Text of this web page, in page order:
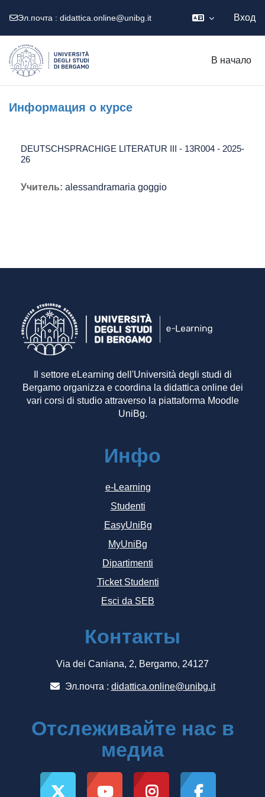
Эл.почта : didattica.online@unibg.it Вход
В начало
Информация о курсе
DEUTSCHSPRACHIGE LITERATUR III - 13R004 - 2025-
26
Учитель: alessandramaria goggio
Il settore eLearning dell'Università degli studi di
Bergamo organizza e coordina la didattica online dei
vari corsi di studio attraverso la piattaforma Moodle
UniBg.
Инфо
e-Learning
Studenti
EasyUniBg
MyUniBg
Dipartimenti
Ticket Studenti
Esci da SEB
Контакты
Via dei Caniana, 2, Bergamo, 24127
Эл.почта : didattica.online@unibg.it
Отслеживайте нас в
медиа